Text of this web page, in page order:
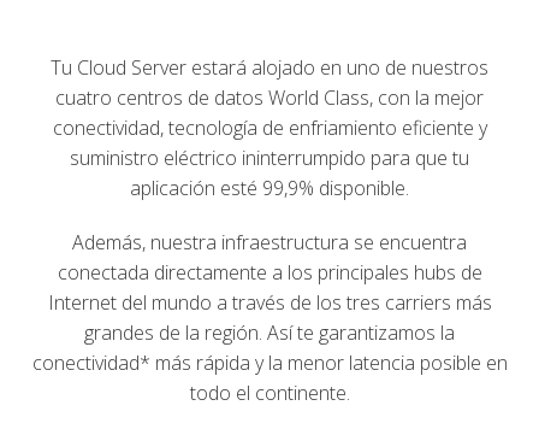
Tu Cloud Server estará alojado en uno de nuestros
cuatro centros de datos World Class, con la mejor
conectividad, tecnología de enfriamiento eficiente y
suministro eléctrico ininterrumpido para que tu
aplicación esté 99,9% disponible.
Además, nuestra infraestructura se encuentra
conectada directamente a los principales hubs de
Internet del mundo a través de los tres carriers más
grandes de la región. Así te garantizamos la
conectividad* más rápida y la menor latencia posible en
todo el continente.